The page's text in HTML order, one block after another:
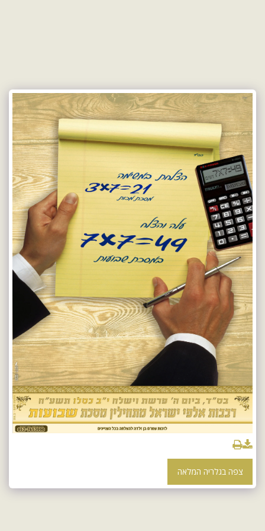
צפה בגלריה המלאה